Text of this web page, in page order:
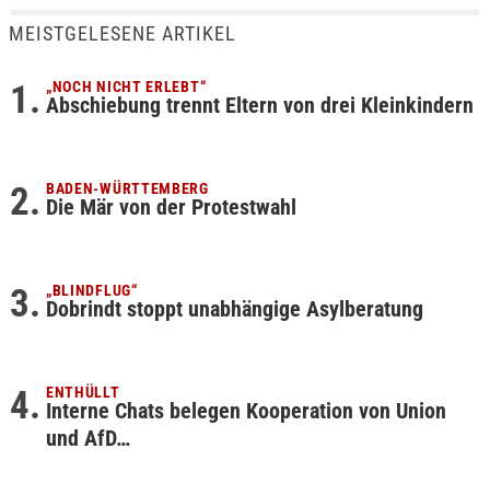
MEISTGELESENE ARTIKEL
„NOCH NICHT ERLEBT“
Abschiebung trennt Eltern von drei Kleinkindern
BADEN-WÜRTTEMBERG
Die Mär von der Protestwahl
„BLINDFLUG“
Dobrindt stoppt unabhängige Asylberatung
ENTHÜLLT
Interne Chats belegen Kooperation von Union
und AfD…